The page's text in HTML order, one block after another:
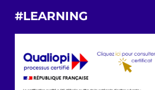
#LEARNING